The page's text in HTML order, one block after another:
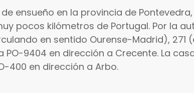
ensueño en la provincia de
pocos kilómetros de Portugal. Por la
en sentido Ourense-Madrid), 271
9404 en dirección a Crecente. La
400 en dirección a Arbo.